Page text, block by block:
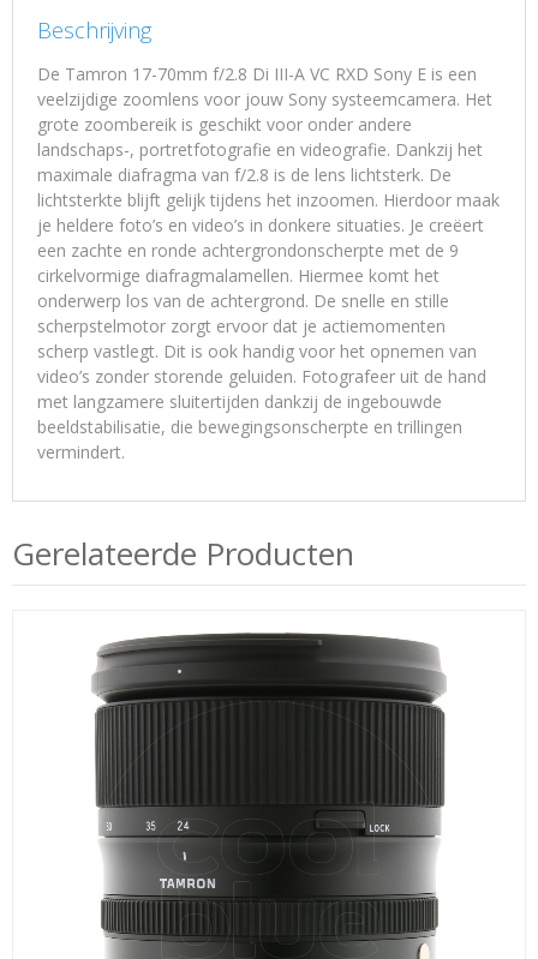
Beschrijving
De Tamron 17-70mm f/2.8 Di III-A VC RXD Sony E is een
veelzijdige zoomlens voor jouw Sony systeemcamera. Het
grote zoombereik is geschikt voor onder andere
landschaps-, portretfotografie en videografie. Dankzij het
maximale diafragma van f/2.8 is de lens lichtsterk. De
lichtsterkte blijft gelijk tijdens het inzoomen. Hierdoor maak
je heldere foto’s en video’s in donkere situaties. Je creëert
een zachte en ronde achtergrondonscherpte met de 9
cirkelvormige diafragmalamellen. Hiermee komt het
onderwerp los van de achtergrond. De snelle en stille
scherpstelmotor zorgt ervoor dat je actiemomenten
scherp vastlegt. Dit is ook handig voor het opnemen van
video’s zonder storende geluiden. Fotografeer uit de hand
met langzamere sluitertijden dankzij de ingebouwde
beeldstabilisatie, die bewegingsonscherpte en trillingen
vermindert.
Gerelateerde Producten